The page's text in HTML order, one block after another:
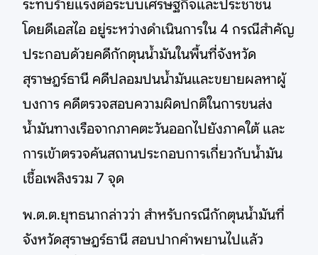
ระทบร้ายแรงต่อระบบเศรษฐกิจและประชาชน
โดยดีเอสไอ อยู่ระหว่างดำเนินการใน 4 กรณีสำคัญ
ประกอบด้วยคดีกักตุนน้ำมันในพื้นที่จังหวัด
สุราษฎร์ธานี คดีปลอมปนน้ำมันและขยายผลหาผู้
บงการ คดีตรวจสอบความผิดปกติในการขนส่ง
น้ำมันทางเรือจากภาคตะวันออกไปยังภาคใต้ และ
การเข้าตรวจค้นสถานประกอบการเกี่ยวกับน้ำมัน
เชื้อเพลิงรวม 7 จุด
พ.ต.ต.ยุทธนากล่าวว่า สำหรับกรณีกักตุนน้ำมันที่
จังหวัดสุราษฎร์ธานี สอบปากคำพยานไปแล้ว